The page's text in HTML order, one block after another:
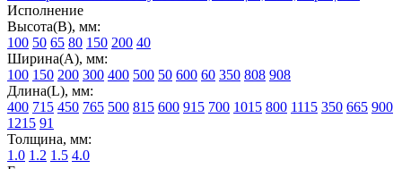
Исполнение
Высота(В), мм:
100 50 65 80 150 200 40
Ширина(А), мм:
100 150 200 300 400 500 50 600 60 350 808 908
Длина(L), мм:
400 715 450 765 500 815 600 915 700 1015 800 1115 350 665 900
1215 91
Толщина, мм:
1.0 1.2 1.5 4.0